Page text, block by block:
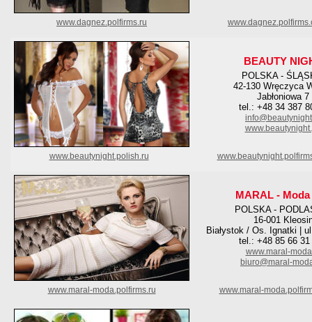
www.dagnez.polfirms.ru
BEAUTY
POLSKA -
42-130 Wręczyca
Jabłoniowa 7
tel.: +48 34 387
www.beautynight.polish.ru
MARAL -
POLSKA -
16-001
Białystok / Os. Ignatki |
tel.: +48 85 66 31
www.maral-
biuro@maral-
www.maral-moda.polfirms.ru www.maral-